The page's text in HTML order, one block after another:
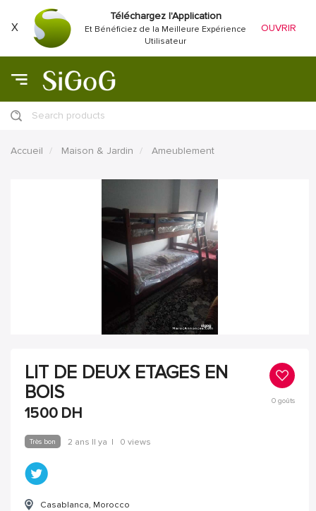
X
Téléchargez l'Application
Et Bénéficiez de la Meilleure Expérience
Utilisateur
OUVRIR
Search products
Accueil Maison & Jardin Ameublement
LIT DE DEUX ETAGES EN
BOIS
1500 DH
0goûts
Très bon 2 ans Il ya | 0 views
Casablanca, Morocco